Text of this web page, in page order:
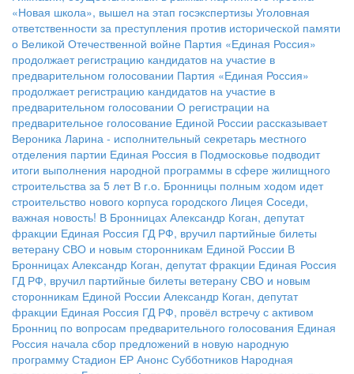
«Новая школа», вышел на этап госэкспертизы Уголовная
ответственности за преступления против исторической памяти
о Великой Отечественной войне Партия «Единая Россия»
продолжает регистрацию кандидатов на участие в
предварительном голосовании Партия «Единая Россия»
продолжает регистрацию кандидатов на участие в
предварительном голосовании О регистрации на
предварительное голосование Единой России рассказывает
Вероника Ларина - исполнительный секретарь местного
отделения партии Единая Россия в Подмосковье подводит
итоги выполнения народной программы в сфере жилищного
строительства за 5 лет В г.о. Бронницы полным ходом идет
строительство нового корпуса городского Лицея Соседи,
важная новость! В Бронницах Александр Коган, депутат
фракции Единая Россия ГД РФ, вручил партийные билеты
ветерану СВО и новым сторонникам Единой России В
Бронницах Александр Коган, депутат фракции Единая Россия
ГД РФ, вручил партийные билеты ветерану СВО и новым
сторонникам Единой России Александр Коган, депутат
фракции Единая Россия ГД РФ, провёл встречу с активом
Бронниц по вопросам предварительного голосования Единая
Россия начала сбор предложений в новую народную
программу Стадион ЕР Анонс Субботников Народная